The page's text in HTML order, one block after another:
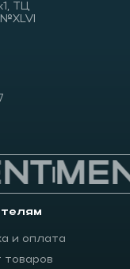
ТЦ
и оплата
товаров